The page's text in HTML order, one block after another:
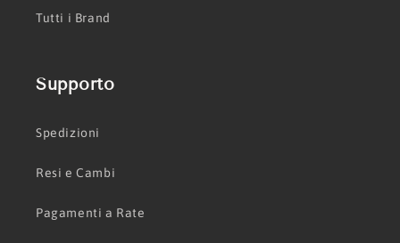
Tutti i Brand
Supporto
Spedizioni
Resi e Cambi
Pagamenti a Rate